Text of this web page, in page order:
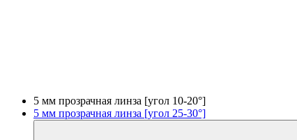
5 мм прозрачная линза [угол 10-20°]
5 мм прозрачная линза [угол 25-30°]